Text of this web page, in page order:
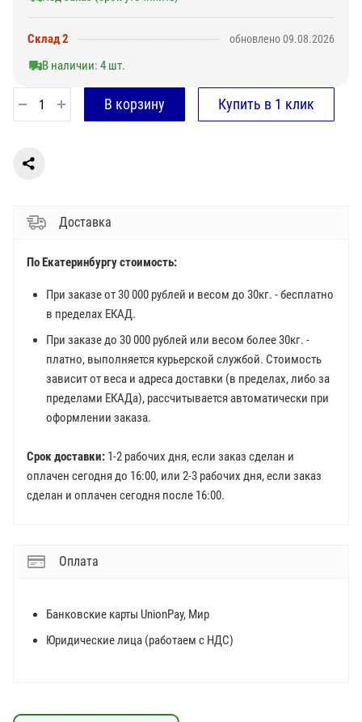
Склад 2 обновлено 09.08.2026
В наличии: 4 шт.
Доставка
По Екатеринбургу стоимость:
При заказе от 30 000 рублей и весом до 30кг. - бесплатно
в пределах ЕКАД.
При заказе до 30 000 рублей или весом более 30кг. -
платно, выполняется курьерской службой. Стоимость
зависит от веса и адреса доставки (в пределах, либо за
пределами ЕКАДа), рассчитывается автоматически при
оформлении заказа.
Срок доставки: 1-2 рабочих дня, если заказ сделан и
оплачен сегодня до 16:00, или 2-3 рабочих дня, если заказ
сделан и оплачен сегодня после 16:00.
Оплата
Банковские карты UnionPay, Мир
Юридические лица (работаем с НДС)